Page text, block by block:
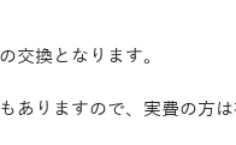
交換となります。
ありますので、実費の方は